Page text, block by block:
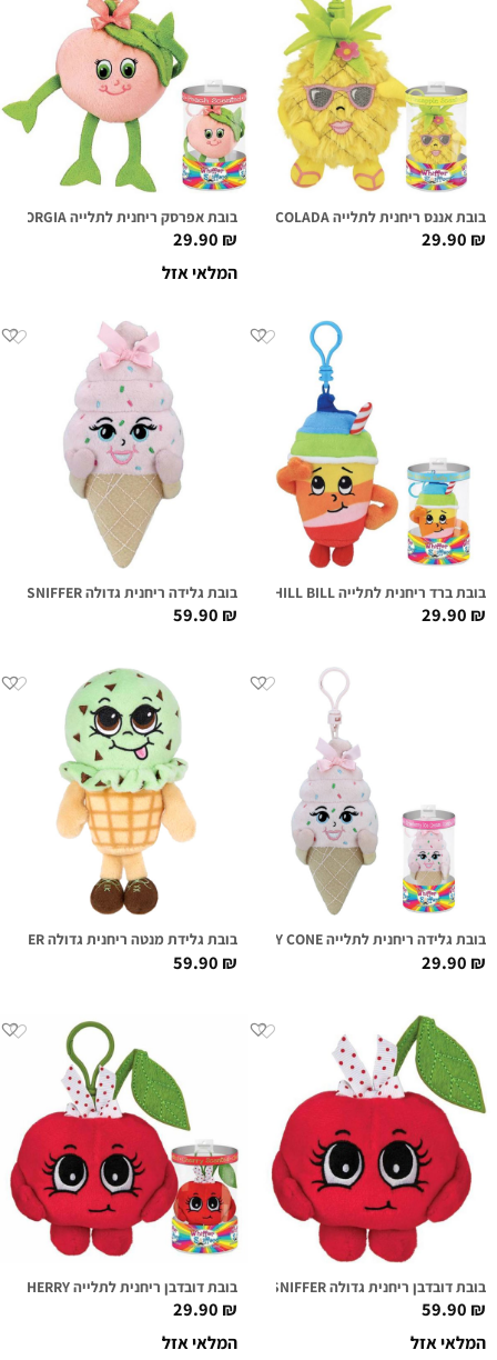
בובת אננס ריחנית לתלייה TINA COLADA
29.90₪
בובת אפרסק ריחנית לתלייה GEORGIA
29.90₪
המלאי אזל
בובת ברד ריחנית לתלייה CHILL BILL
29.90₪
בובת גלידה ריחנית גדולה SHIRLEY CONE SUPER SNIFFER
59.90₪
בובת גלידה ריחנית לתלייה SHIRLEY CONE
29.90₪
בובת גלידת מנטה ריחנית גדולה MAY B. MINTY SUPER SNIFFER
59.90₪
בובת דובדבן ריחנית גדולה CHERI CHERI SUPER SNIFFER
59.90₪
המלאי אזל
בובת דובדבן ריחנית לתלייה CHERI CHERRY
29.90₪
המלאי אזל